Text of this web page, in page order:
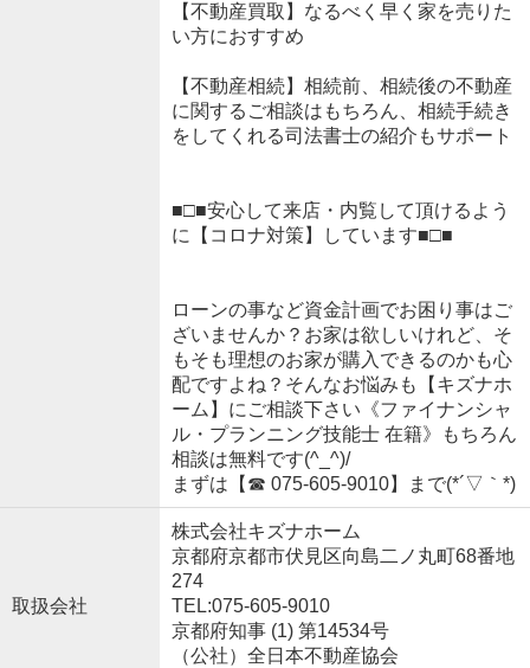
【不動産買取】なるべく早く家を売りた
い方におすすめ
【不動産相続】相続前、相続後の不動産
に関するご相談はもちろん、相続手続き
をしてくれる司法書士の紹介もサポート
■□■安心して来店・内覧して頂けるよう
に【コロナ対策】しています■□■
ローンの事など資金計画でお困り事はご
ざいませんか？お家は欲しいけれど、そ
もそも理想のお家が購入できるのかも心
配ですよね？そんなお悩みも【キズナホ
ーム】にご相談下さい《ファイナンシャ
ル・プランニング技能士 在籍》もちろん
相談は無料です(^_^)/
まずは【☎ 075-605-9010】まで(*´▽｀*)
取扱会社
株式会社キズナホーム
京都府京都市伏見区向島二ノ丸町68番地
274
TEL:075-605-9010
京都府知事 (1) 第14534号
（公社）全日本不動産協会